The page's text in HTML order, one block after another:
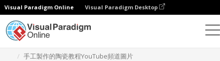
Visual Paradigm Online Visual Paradigm Desktop
手工製作的陶瓷教程YouTube頻道圖片